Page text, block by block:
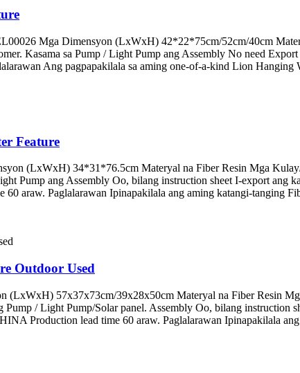
Mga Dimensyon (LxWxH) 42*22*75cm/52cm/40cm
Kasama sa Pump / Light Pump ang Assembly No need
Ang pagpapakilala sa aming one-of-a-kind Lion Hanging
Feature
(LxWxH) 34*31*76.5cm Materyal na Fiber Resin Mga
Pump ang Assembly Oo, bilang instruction sheet I-export
araw. Paglalarawan Ipinapakilala ang aming katangi-tanging
Outdoor Used
57x37x73cm/39x28x50cm Materyal na Fiber Resin
/ Light Pump/Solar panel. Assembly Oo, bilang instruction
Production lead time 60 araw. Paglalarawan Ipinapakilala ang